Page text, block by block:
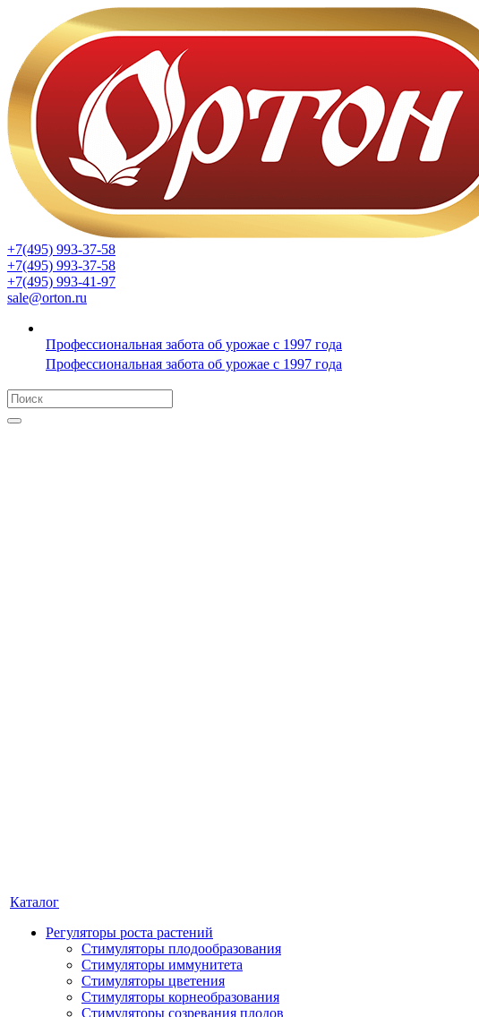
+7(495) 993-37-58
+7(495) 993-37-58
+7(495) 993-41-97
sale@orton.ru
Профессиональная забота об урожае с 1997 года
Профессиональная забота об урожае с 1997 года
Каталог
Регуляторы роста растений
Стимуляторы плодообразования
Стимуляторы иммунитета
Стимуляторы цветения
Стимуляторы корнеобразования
Стимуляторы созревания плодов